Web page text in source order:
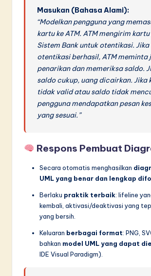
Masukan (Bahasa Alami):
“Modelkan pengguna yang
kartu ke ATM. ATM mengirim kartu
Sistem Bank untuk otentikasi. Jika
otentikasi berhasil, ATM meminta
penarikan dan memeriksa saldo.
saldo cukup, uang dicairkan. Jika
tidak valid atau saldo tidak
pengguna mendapatkan pesan
yang sesuai.”
Respons Pembuat
Secara otomatis menghasilkan
UML yang benar dan lengkap
Berlaku praktik terbaik: lifeline
kembali, aktivasi/deaktivasi yang
yang bersih.
Keluaran berbagai format: PNG,
bahkan model UML yang dapat
IDE Visual Paradigm).